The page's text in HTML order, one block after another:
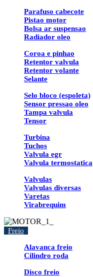
Parafuso cabecote
Pistao motor
Bolsa ar suspensao
Radiador oleo
Coroa e pinhao
Retentor valvula
Retentor volante
Selante
Selo bloco (espoleta)
Sensor pressao oleo
Tampa valvula
Tensor
Turbina
Tuchos
Valvula egr
Valvula termostatica
Valvulas
Valvulas diversas
Varetas
Virabrequim
Freio
Alavanca freio
Cilindro roda
Disco freio